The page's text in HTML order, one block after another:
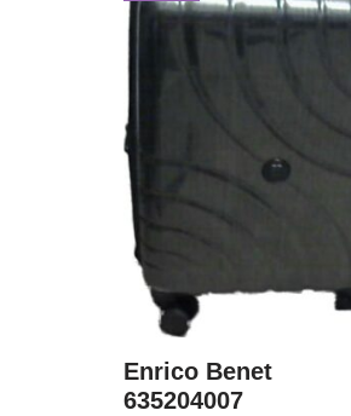
Enrico Benet
635204007